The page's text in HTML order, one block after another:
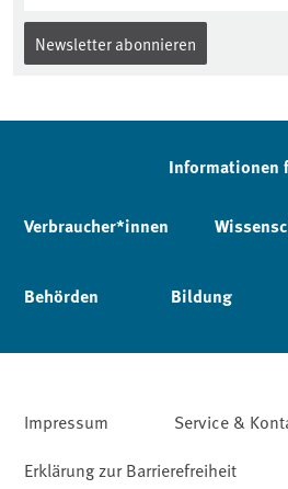
Newsletter abonnieren
Informationen
Verbraucher*innen
Behörden Bildung
Impressum Service &
Erklärung zur Barrierefreiheit